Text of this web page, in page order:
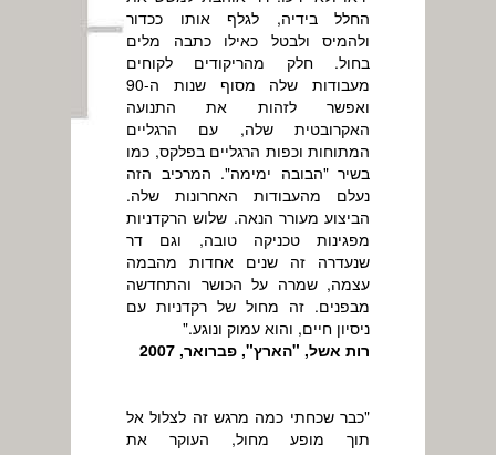
החלל בידיה, לגלף אותו ככדור
ולהמיס ולבטל כאילו כתבה מלים
בחול. חלק מהריקודים לקוחים
מעבודות שלה מסוף שנות ה-90
ואפשר לזהות את התנועה
האקרובטית שלה, עם הרגליים
המתוחות וכפות הרגליים בפלקס, כמו
בשיר "הבובה ימימה". המרכיב הזה
נעלם מהעבודות האחרונות שלה.
הביצוע מעורר הנאה. שלוש הרקדניות
מפגינות טכניקה טובה, וגם דר
שנעדרה זה שנים אחדות מהבמה
עצמה, שמרה על הכושר והתחדשה
מבפנים. זה מחול של רקדניות עם
ניסיון חיים, והוא עמוק ונוגע."
רות אשל, "הארץ", פברואר, 2007
"כבר שכחתי כמה מרגש זה לצלול אל
תוך מופע מחול, העוקר את